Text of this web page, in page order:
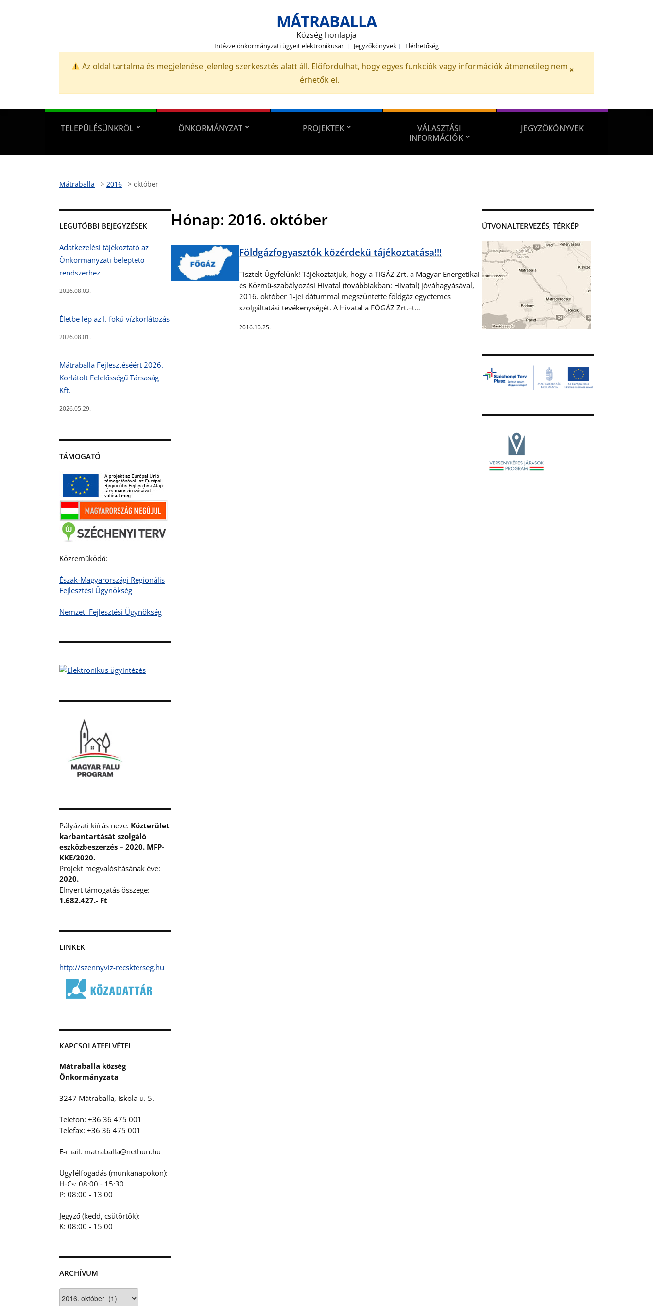
MÁTRABALLA
Község honlapja
Intézze önkormányzati ügyeit elektronikusan Jegyzőkönyvek Elérhetőség
Az oldal tartalma és megjelenése jelenleg szerkesztés alatt áll. Előfordulhat, hogy egyes funkciók vagy információk átmenetileg nem
érhetők el.
×
TELEPÜLÉSÜNKRŐL ÖNKORMÁNYZAT PROJEKTEK
VÁLASZTÁSI
INFORMÁCIÓK
JEGYZŐKÖNYVEK
Mátraballa > 2016 > október
LEGUTÓBBI BEJEGYZÉSEK
Adatkezelési tájékoztató az
Önkormányzati beléptető
rendszerhez
2026.08.03.
Életbe lép az I. fokú vízkorlátozás
2026.08.01.
Mátraballa Fejlesztéséért 2026.
Korlátolt Felelősségű Társaság
Kft.
2026.05.29.
TÁMOGATÓ
Közreműködő:
Észak-Magyarországi Regionális
Fejlesztési Ügynökség
Nemzeti Fejlesztési Ügynökség
Pályázati kiírás neve: Közterület
karbantartását szolgáló
eszközbeszerzés – 2020. MFP-
KKE/2020.
Projekt megvalósításának éve:
2020.
Elnyert támogatás összege:
1.682.427.- Ft
LINKEK
http://szennyviz-recskterseg.hu
KAPCSOLATFELVÉTEL
Mátraballa község
Önkormányzata
3247 Mátraballa, Iskola u. 5.
Telefon: +36 36 475 001
Telefax: +36 36 475 001
E-mail: matraballa@nethun.hu
Ügyfélfogadás (munkanapokon):
H-Cs: 08:00 - 15:30
P: 08:00 - 13:00
Jegyző (kedd, csütörtök):
K: 08:00 - 15:00
ARCHÍVUM
Hónap: 2016. október
Földgázfogyasztók közérdekű tájékoztatása!!!
Tisztelt Ügyfelünk! Tájékoztatjuk, hogy a TIGÁZ Zrt. a Magyar Energetikai
és Közmű-szabályozási Hivatal (továbbiakban: Hivatal) jóváhagyásával,
2016. október 1-jei dátummal megszüntette földgáz egyetemes
szolgáltatási tevékenységét. A Hivatal a FŐGÁZ Zrt.–t…
2016.10.25.
ÚTVONALTERVEZÉS, TÉRKÉP